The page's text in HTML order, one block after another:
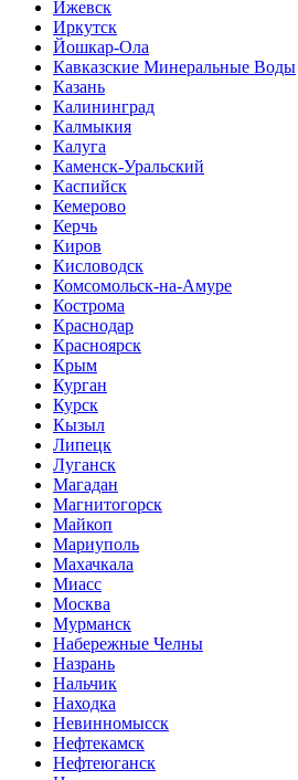
Ижевск
Иркутск
Йошкар-Ола
Кавказские Минеральные Воды
Казань
Калининград
Калмыкия
Калуга
Каменск-Уральский
Каспийск
Кемерово
Керчь
Киров
Кисловодск
Комсомольск-на-Амуре
Кострома
Краснодар
Красноярск
Крым
Курган
Курск
Кызыл
Липецк
Луганск
Магадан
Магнитогорск
Майкоп
Мариуполь
Махачкала
Миасс
Москва
Мурманск
Набережные Челны
Назрань
Нальчик
Находка
Невинномысск
Нефтекамск
Нефтеюганск